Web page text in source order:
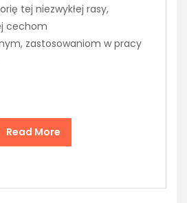
tej niezwykłej rasy,
cechom
zastosowaniom w pracy
Read More